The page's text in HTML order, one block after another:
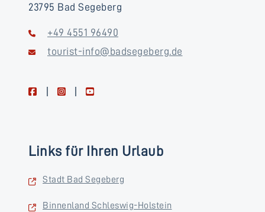
23795 Bad Segeberg
+49 4551 96490
tourist-info@badsegeberg.de
facebookinstagramyoutube
Links für Ihren Urlaub
Stadt Bad Segeberg
Binnenland Schleswig-Holstein